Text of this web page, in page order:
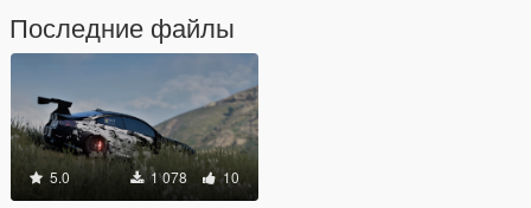
Последние файлы
5.0 1 078 10